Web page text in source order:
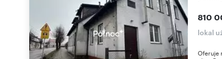
810
lokal
Oferuje